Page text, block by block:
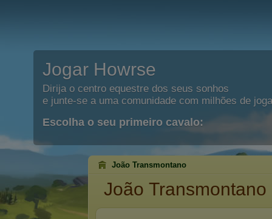
Jogar Howrse
Dirija o centro equestre dos seus sonhos
e junte-se a uma comunidade com milhões de
Escolha o seu primeiro cavalo:
João Transmontano
João Transmontano